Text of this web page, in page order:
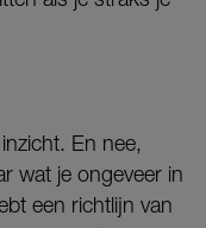
En nee,
wat je ongeveer in
een richtlijn van